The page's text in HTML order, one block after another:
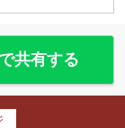
共有する